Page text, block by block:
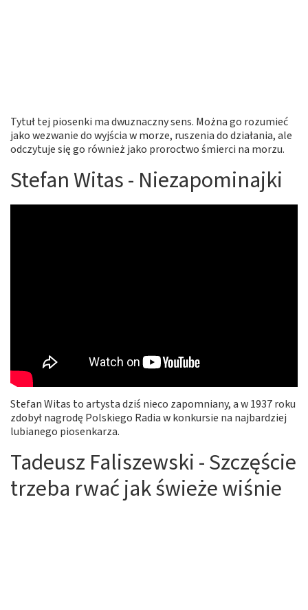
Tytuł tej piosenki ma dwuznaczny sens. Można go rozumieć
jako wezwanie do wyjścia w morze, ruszenia do działania, ale
odczytuje się go również jako proroctwo śmierci na morzu.
Stefan Witas - Niezapominajki
Stefan Witas to artysta dziś nieco zapomniany, a w 1937 roku
zdobył nagrodę Polskiego Radia w konkursie na najbardziej
lubianego piosenkarza.
Tadeusz Faliszewski - Szczęście
trzeba rwać jak świeże wiśnie